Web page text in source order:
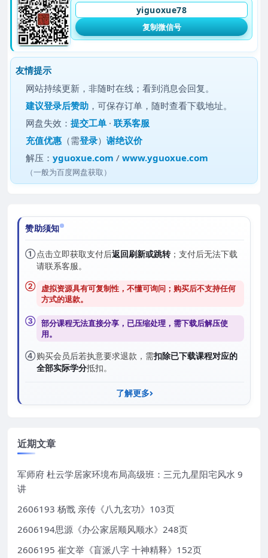
yiguoxue78
复制微信号
友情提示
网站持续更新，非随时在线；看到消息会回复。
建议登录后赞助 ，可保存订单，随时查看下载地址。
网盘失效：提交工单 ·联系客服
充值优惠 （需登录）谢绝议价
解压：yguoxue.com /www.yguoxue.com
（一般为百度网盘获取）
赞助须知
①点击立即获取支付后返回刷新或跳转；支付后无法下载
请联系客服。
② 虚拟资源具有可复制性，不懂可询问；购买后不支持任何
方式的退款。
③ 部分课程无法直接分享，已压缩处理，需下载后解压使
用。
④购买会员后若执意要求退款，需扣除已下载课程对应的
全部实际学分抵扣。
了解更多
近期文章
军师府 杜云学居家环境布局高级班：三元九星阳宅风水 9
讲
2606193 杨戬 亲传《八九玄功》103页
2606194思源《办公家居顺风顺水》248页
2606195 崔文举《盲派八字 十神精释》152页